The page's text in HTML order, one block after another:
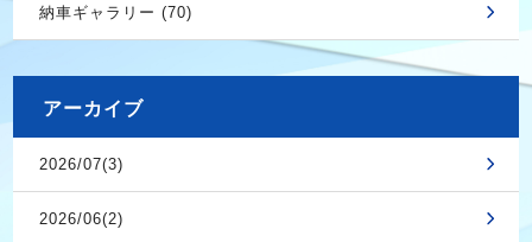
納車ギャラリー (70)
アーカイブ
2026/07(3)
2026/06(2)